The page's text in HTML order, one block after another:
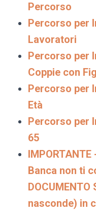
Percorso
Percorso per
Lavoratori
Percorso per
Coppie con
Percorso per
Età
Percorso per
65
Banca non ti
DOCUMENTO
nasconde) in